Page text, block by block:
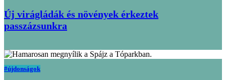
Új virágládák és növények érkeztek
passzázsunkra
#újdonságok